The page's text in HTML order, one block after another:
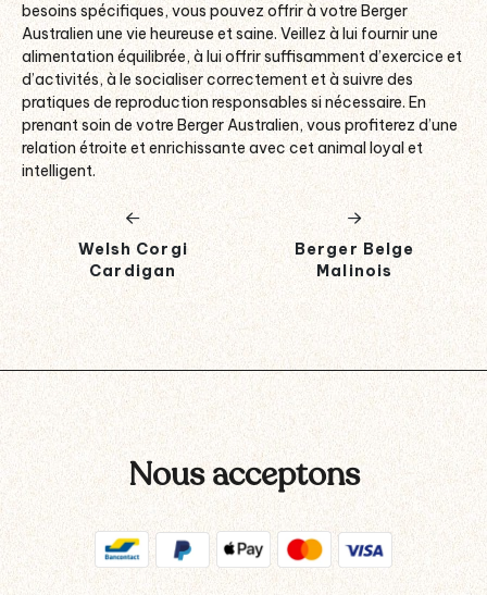
besoins spécifiques, vous pouvez offrir à votre Berger
Australien une vie heureuse et saine. Veillez à lui fournir une
alimentation équilibrée, à lui offrir suffisamment d’exercice et
d’activités, à le socialiser correctement et à suivre des
pratiques de reproduction responsables si nécessaire. En
prenant soin de votre Berger Australien, vous profiterez d’une
relation étroite et enrichissante avec cet animal loyal et
intelligent.
Welsh Corgi
Cardigan
Berger Belge
Malinois
Nous acceptons